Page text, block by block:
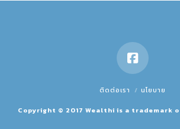
ติดต่อเรา นโยบาย
Copyright © 2017 Wealthi is a trademark